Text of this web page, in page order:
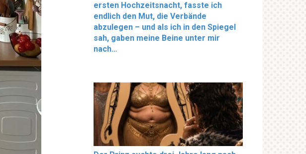
ersten Hochzeitsnacht, fasste ich
endlich den Mut, die Verbände
abzulegen – und als ich in den Spiegel
sah, gaben meine Beine unter mir
nach…